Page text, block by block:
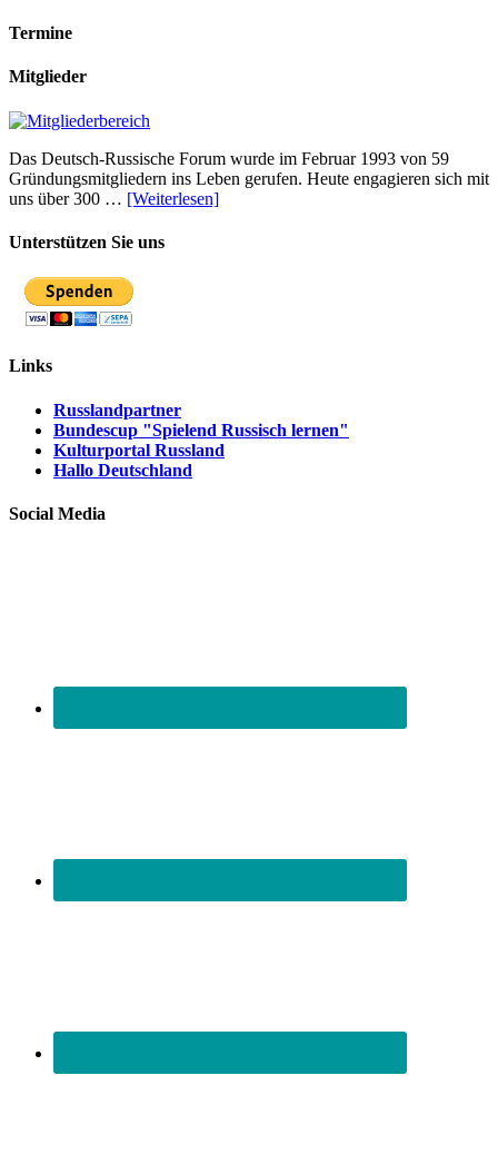
Termine
Mitglieder
Das Deutsch-Russische Forum wurde im Februar 1993 von 59
Gründungsmitgliedern ins Leben gerufen. Heute engagieren sich mit
uns über 300 … [Weiterlesen]
Unterstützen Sie uns
Links
Russlandpartner
Bundescup "Spielend Russisch lernen"
Kulturportal Russland
Hallo Deutschland
Social Media